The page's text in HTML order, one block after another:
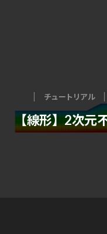
チュートリアル
【線形】2次元